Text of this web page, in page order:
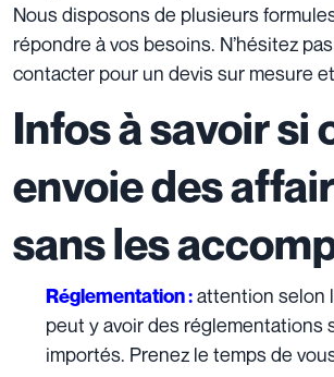
Nous disposons de plusieurs
répondre à vos besoins. N’hésitez
contacter pour un devis sur mesure
Infos à savoir si
envoie des
sans les
Réglementation :attention selon
peut y avoir des réglementations
importés. Prenez le temps de